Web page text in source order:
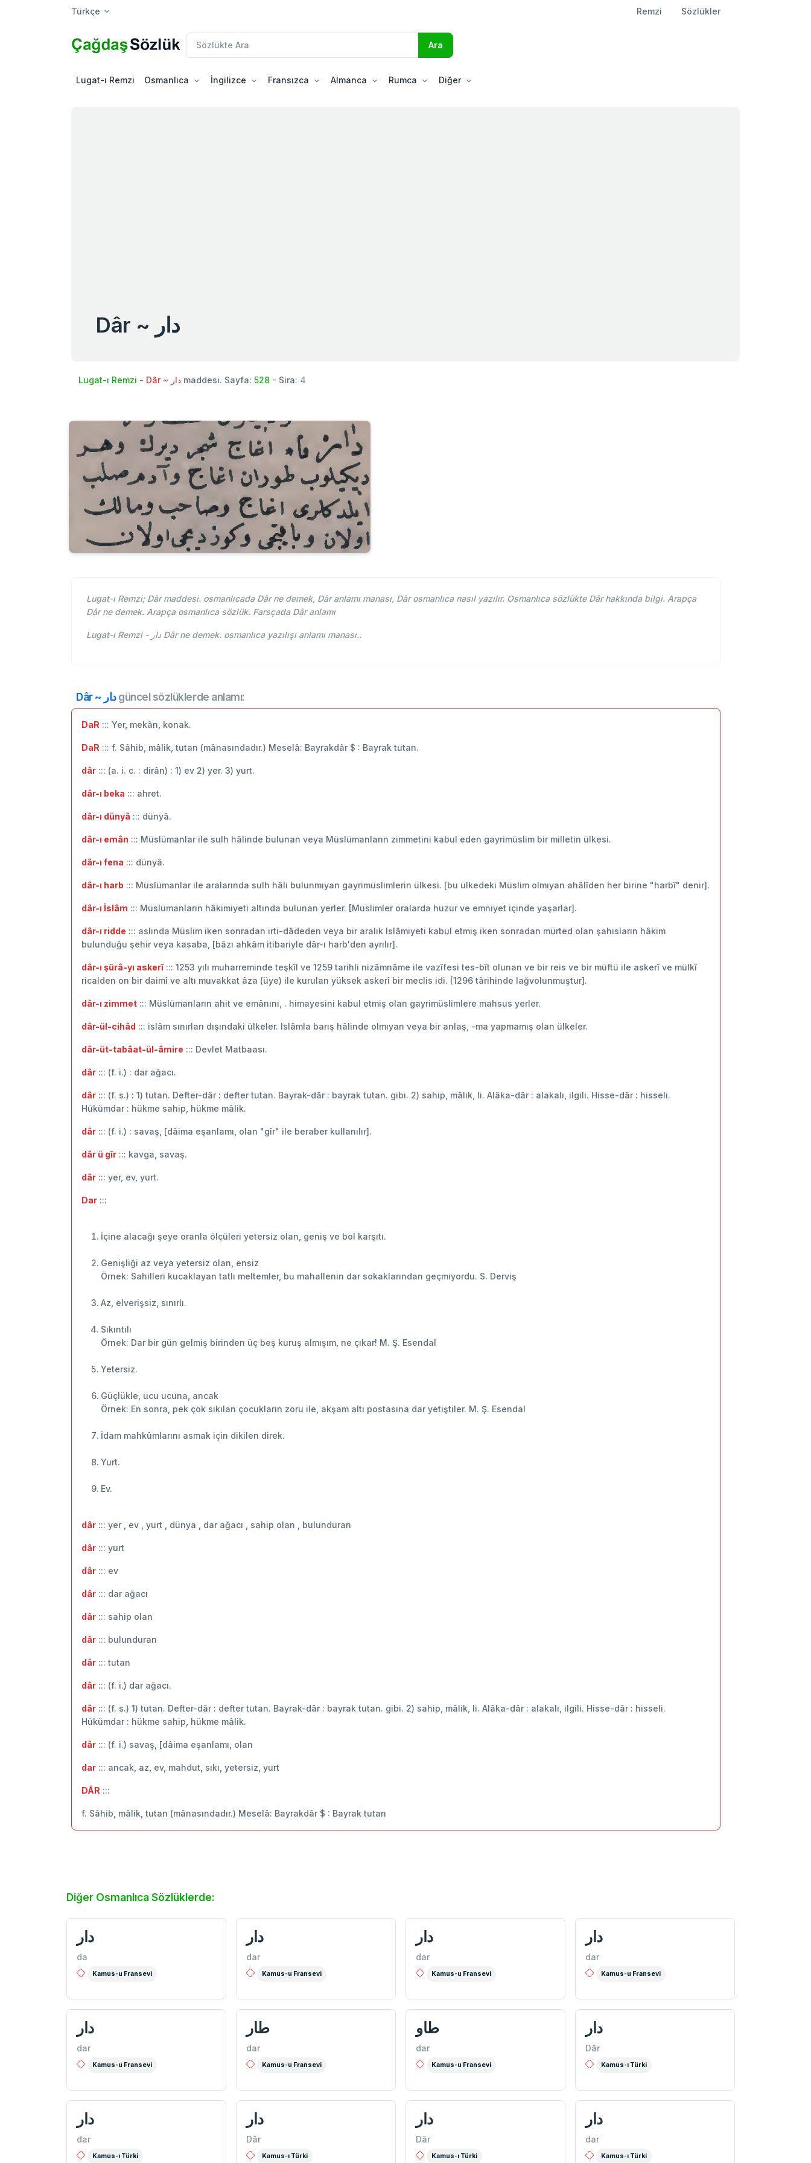
Türkçe Remzi Sözlükler
Lugat-ı Remzi Osmanlıca İngilizce Fransızca Almanca Rumca Diğer
Dâr ~ دار
Lugat-ı Remzi - Dâr ~ دار maddesi. Sayfa: 528 - Sira: 4
Lugat-ı Remzi; Dâr maddesi. osmanlıcada Dâr ne demek, Dâr anlamı manası, Dâr osmanlıca nasıl yazılır. Osmanlıca sözlükte Dâr hakkında bilgi. Arapça
Dâr ne demek. Arapça osmanlıca sözlük. Farsçada Dâr anlamı
Lugat-ı Remzi - دار Dâr ne demek. osmanlıca yazılışı anlamı manası..
Dâr ~ دارgüncel sözlüklerde anlamı:
DaR ::: Yer, mekân, konak.
DaR ::: f. Sâhib, mâlik, tutan (mânasındadır.) Meselâ: Bayrakdâr $ : Bayrak tutan.
dâr ::: (a. i. c. : dirân) : 1) ev 2) yer. 3) yurt.
dâr-ı beka ::: ahret.
dâr-ı dünyâ ::: dünyâ.
dâr-ı emân ::: Müslümanlar ile sulh hâlinde bulunan veya Müslümanların zimmetini kabul eden gayrimüslim bir milletin ülkesi.
dâr-ı fena ::: dünyâ.
dâr-ı harb ::: Müslümanlar ile aralarında sulh hâli bulunmıyan gayrimüslimlerin ülkesi. [bu ülkedeki Müslim olmıyan ahâlîden her birine "harbî" denir].
dâr-ı İslâm ::: Müslümanların hâkimiyeti altında bulunan yerler. [Müslimler oralarda huzur ve emniyet içinde yaşarlar].
dâr-ı ridde ::: aslında Müslim iken sonradan irti-dâdeden veya bir aralık Islâmiyeti kabul etmiş iken sonradan mürted olan şahısların hâkim
bulunduğu şehir veya kasaba, [bâzı ahkâm itibariyle dâr-ı harb'den ayrılır].
dâr-ı şûrâ-yı askerî::: 1253 yılı muharreminde teşkîl ve 1259 tarihli nizâmnâme ile vazîfesi tes-bît olunan ve bir reis ve bir müftü ile askerî ve mülkî
ricalden on bir daimî ve altı muvakkat âza (üye) ile kurulan yüksek askerî bir meclis idi. [1296 târihinde lağvolunmuştur].
dâr-ı zimmet ::: Müslümanların ahit ve emânını, . himayesini kabul etmiş olan gayrimüslimlere mahsus yerler.
dâr-ül-cihâd ::: islâm sınırları dışındaki ülkeler. Islâmla barış hâlinde olmıyan veya bir anlaş, -ma yapmamış olan ülkeler.
dâr-üt-tabâat-ül-âmire ::: Devlet Matbaası.
dâr ::: (f. i.) : dar ağacı.
dâr ::: (f. s.) : 1) tutan. Defter-dâr : defter tutan. Bayrak-dâr : bayrak tutan. gibi. 2) sahip, mâlik, li. Alâka-dâr : alakalı, ilgili. Hisse-dâr : hisseli.
Hükümdar : hükme sahip, hükme mâlik.
dâr ::: (f. i.) : savaş, [dâima eşanlamı, olan "gîr" ile beraber kullanılır].
dâr ü gîr ::: kavga, savaş.
dâr ::: yer, ev, yurt.
Dar :::
İçine alacağı şeye oranla ölçüleri yetersiz olan, geniş ve bol karşıtı.
Genişliği az veya yetersiz olan, ensiz
Örnek: Sahilleri kucaklayan tatlı meltemler, bu mahallenin dar sokaklarından geçmiyordu. S. Derviş
Az, elverişsiz, sınırlı.
Sıkıntılı
Örnek: Dar bir gün gelmiş birinden üç beş kuruş almışım, ne çıkar! M. Ş. Esendal
Yetersiz.
Güçlükle, ucu ucuna, ancak
Örnek: En sonra, pek çok sıkılan çocukların zoru ile, akşam altı postasına dar yetiştiler. M. Ş. Esendal
İdam mahkûmlarını asmak için dikilen direk.
Yurt.
Ev.
dâr ::: yer , ev , yurt , dünya , dar ağacı , sahip olan , bulunduran
dâr ::: ‬yurt
dâr ::: ev
dâr ::: ‬dar ağacı
dâr ::: ‬sahip olan
dâr ::: bulunduran
dâr ::: tutan
dâr ::: (f. i.) dar ağacı.
dâr ::: (f. s.) 1) tutan. Defter-dâr : defter tutan. Bayrak-dâr : bayrak tutan. gibi. 2) sahip, mâlik, li. Alâka-dâr : alakalı, ilgili. Hisse-dâr : hisseli.
Hükümdar : hükme sahip, hükme mâlik.
dâr ::: (f. i.) savaş, [dâima eşanlamı, olan
dar ::: ancak, az, ev, mahdut, sıkı, yetersiz, yurt
DÂR :::
f. Sâhib, mâlik, tutan (mânasındadır.) Meselâ: Bayrakdâr $ : Bayrak tutan
Diğer Osmanlıca Sözlüklerde:
دار
da
Kamus-u Fransevi
دار
dar
Kamus-u Fransevi
دار
dar
Kamus-u Fransevi
دار
dar
Kamus-u Fransevi
دار
dar
Kamus-u Fransevi
طار
dar
Kamus-u Fransevi
‌طاو
dar
Kamus-u Fransevi
دار
Dâr
Kamus-ı Türki
دار
dar
Kamus-ı Türki
دار
Dâr
Kamus-ı Türki
دار
Dâr
Kamus-ı Türki
دار
dar
Kamus-ı Türki